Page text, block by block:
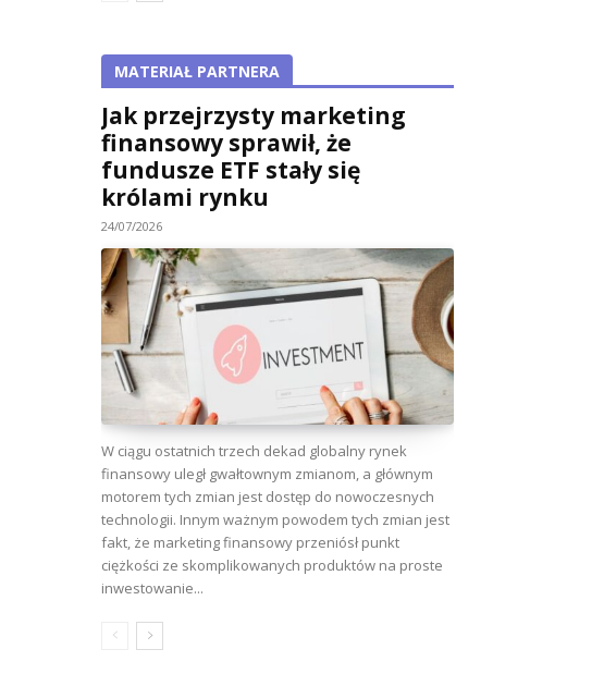
MATERIAŁ PARTNERA
Jak przejrzysty marketing
finansowy sprawił, że
fundusze ETF stały się
królami rynku
24/07/2026
W ciągu ostatnich trzech dekad globalny rynek
finansowy uległ gwałtownym zmianom, a głównym
motorem tych zmian jest dostęp do nowoczesnych
technologii. Innym ważnym powodem tych zmian jest
fakt, że marketing finansowy przeniósł punkt
ciężkości ze skomplikowanych produktów na proste
inwestowanie...